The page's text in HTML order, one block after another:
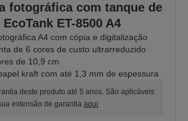
fotográfica com tanque de
ET-8500 A4
A4 com cópia e digitalização
de 6 cores de custo ultrarreduzido
de 10,9 cm
kraft com até 1,3 mm de espessura
deste produto até 5 anos. São aplicáveis
extensão de garantia aqui